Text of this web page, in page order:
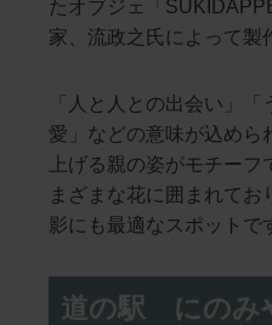
たオブジェ「
家、流政之氏によって製
「人と人との出会い」
愛」などの意味が込めら
上げる親の姿がモチー
まざまな花に囲まれて
影にも最適なスポットで
道の駅 にのみ